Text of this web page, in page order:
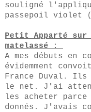
souligné
passepoil violet
Petit Apparté
matelassé :
A mes débuts en
évidemment
France Duval.
le net. J'ai
les acheter
donnés. J'avais